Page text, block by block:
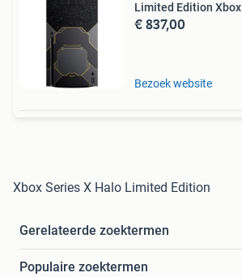
Limited Edition Xbox
€ 837,00
Bezoek website
Xbox Series X Halo Limited Edition
Gerelateerde zoektermen
Populaire zoektermen